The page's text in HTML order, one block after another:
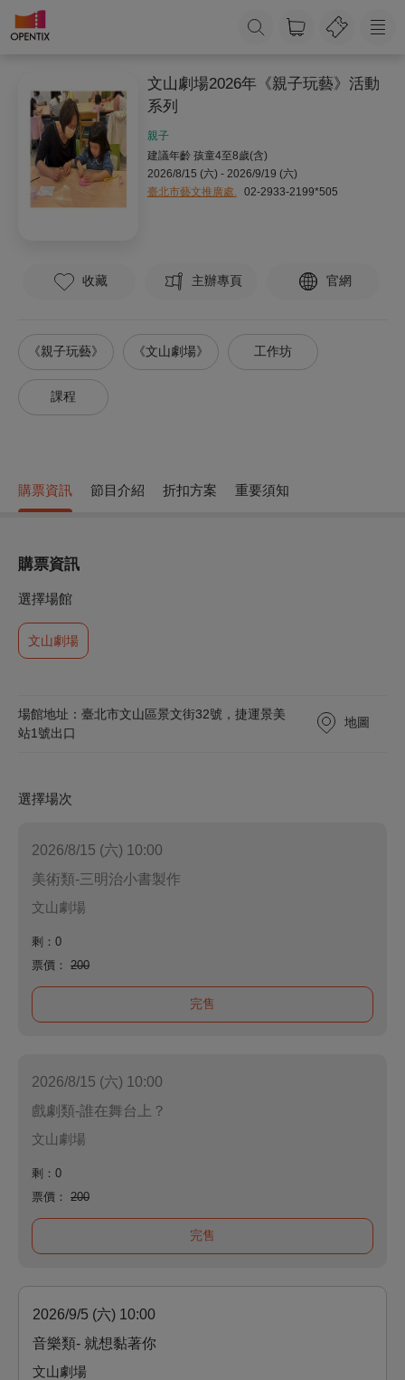
文山劇場2026年《親子玩藝》活動
系列
親子
建議年齡 孩童4至8歲(含)
2026/8/15 (六) - 2026/9/19 (六)
臺北市藝文推廣處. 02-2933-2199*505
收藏 主辦專頁 官網
《親子玩藝》 《文山劇場》 工作坊
課程
購票資訊 節目介紹 折扣方案 重要須知
購票資訊
選擇場館
文山劇場
場館地址：臺北市文山區景文街32號，捷運景美
站1號出口
地圖
選擇場次
2026/8/15 (六) 10:00
美術類-三明治小書製作
文山劇場
剩：0
票價：
200
完售
2026/8/15 (六) 10:00
戲劇類-誰在舞台上？
文山劇場
剩：0
票價：
200
完售
2026/9/5 (六) 10:00
音樂類- 就想黏著你
文山劇場